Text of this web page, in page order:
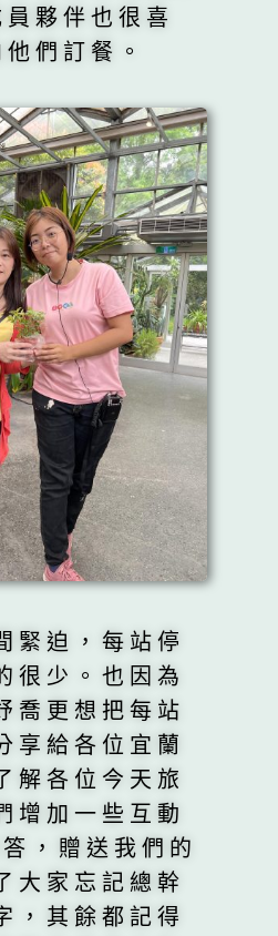
夥伴也很喜
們訂餐。
迫，每站停
很少。也因為
喬更想把每站
享給各位宜蘭
解各位今天旅
增加一些互動
，贈送我們的
大家忘記總幹
，其餘都記得